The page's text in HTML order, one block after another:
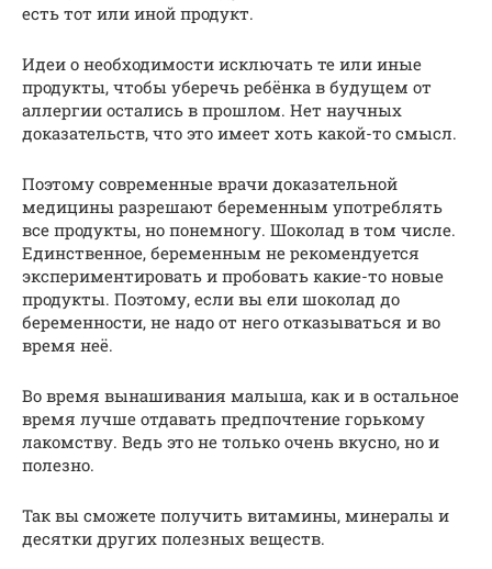
есть тот или иной продукт.
Идеи о необходимости исключать те или иные
продукты, чтобы уберечь ребёнка в будущем от
аллергии остались в прошлом. Нет научных
доказательств, что это имеет хоть какой-то смысл.
Поэтому современные врачи доказательной
медицины разрешают беременным употреблять
все продукты, но понемногу. Шоколад в том числе.
Единственное, беременным не рекомендуется
экспериментировать и пробовать какие-то новые
продукты. Поэтому, если вы ели шоколад до
беременности, не надо от него отказываться и во
время неё.
Во время вынашивания малыша, как и в остальное
время лучше отдавать предпочтение горькому
лакомству. Ведь это не только очень вкусно, но и
полезно.
Так вы сможете получить витамины, минералы и
десятки других полезных веществ.